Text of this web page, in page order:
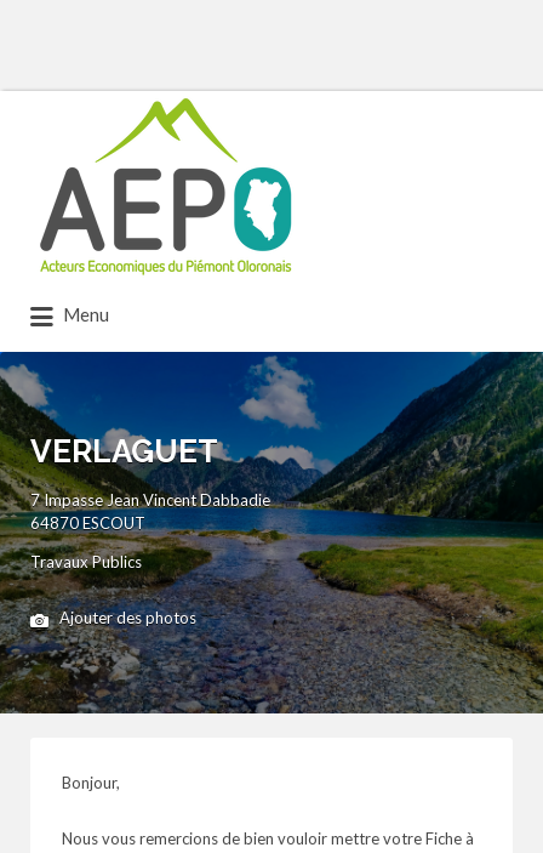
Menu
VERLAGUET
7 Impasse Jean Vincent Dabbadie
64870 ESCOUT
Travaux Publics
Ajouter des photos
Bonjour,
Nous vous remercions de bien vouloir mettre votre Fiche à